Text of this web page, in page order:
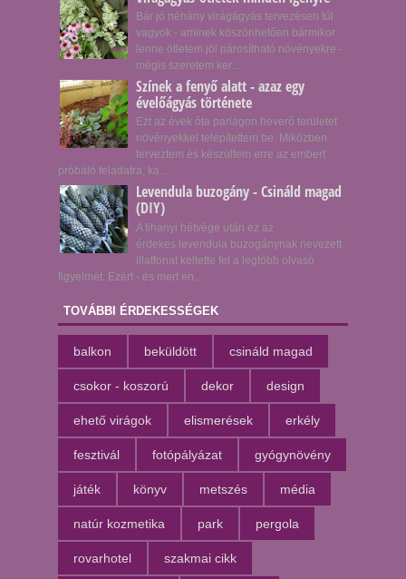
Bár jó néhány virágágyás tervezésen túl
vagyok - aminek köszönhetően bármikor
lenne ötletem jól párosítható növényekre -
mégis szeretem ker...
Színek a fenyő alatt - azaz egy
évelőágyás története
Ezt az évek óta parlagon heverő területet
növényekkel telepítettem be. Miközben
terveztem és készültem erre az embert
próbáló feladatra, ka...
Levendula buzogány - Csináld magad
(DIY)
A tihanyi hétvége után ez az
érdekes levendula buzogánynak nevezett
illatfonat keltette fel a legtöbb olvasó
figyelmét. Ezért - és mert en...
TOVÁBBI ÉRDEKESSÉGEK
balkon beküldött csináld magad
csokor - koszorú dekor design
ehető virágok elismerések erkély
fesztivál fotópályázat gyógynövény
játék könyv metszés média
natúr kozmetika park pergola
rovarhotel szakmai cikk